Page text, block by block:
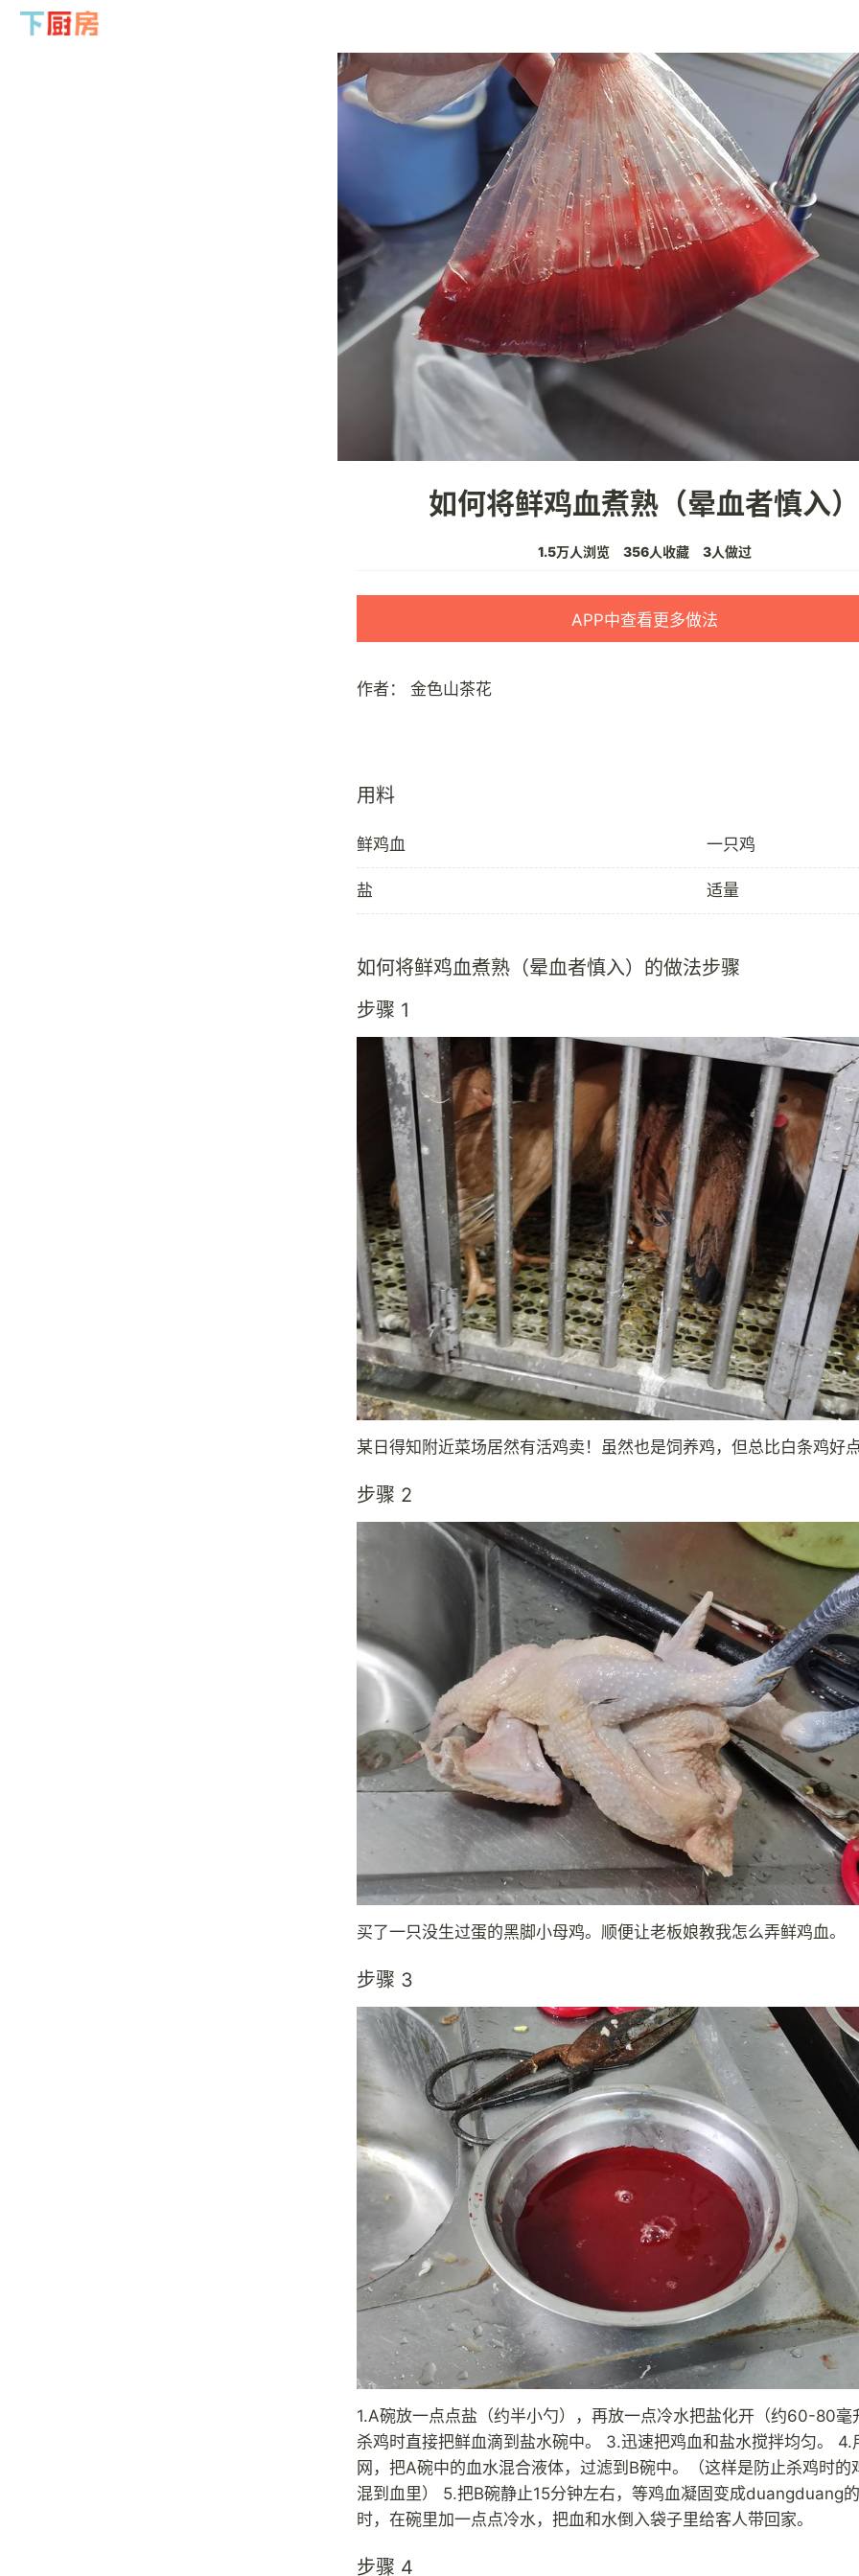
如何将鲜鸡血煮熟（晕血者慎入）
1.5万人浏览 356人收藏 3人做过
APP中查看更多做法
作者： 金色山茶花
用料
鲜鸡血 一只鸡
盐 适量
如何将鲜鸡血煮熟（晕血者慎入）的做法步骤
步骤 1
某日得知附近菜场居然有活鸡卖！虽然也是饲养鸡，但总比白条鸡好
步骤 2
买了一只没生过蛋的黑脚小母鸡。顺便让老板娘教我怎么弄鲜鸡血。
步骤 3
1.A碗放一点点盐（约半小勺），再放一点冷水把盐化开（约60-80毫
杀鸡时直接把鲜血滴到盐水碗中。 3.迅速把鸡血和盐水搅拌均匀。 4.
网，把A碗中的血水混合液体，过滤到B碗中。（这样是防止杀鸡时的
混到血里） 5.把B碗静止15分钟左右，等鸡血凝固变成duangduang
时，在碗里加一点点冷水，把血和水倒入袋子里给客人带回家。
步骤 4